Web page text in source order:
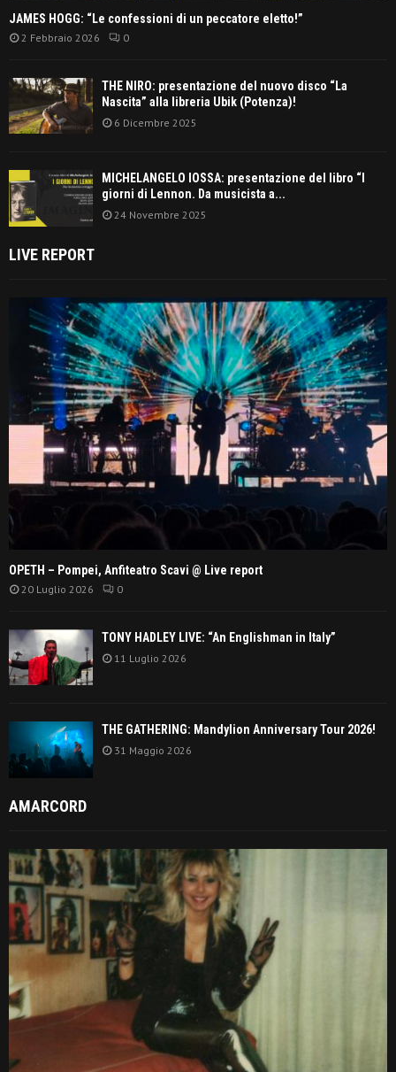
JAMES HOGG: “Le confessioni di un peccatore eletto!”
2 Febbraio 2026 0
THE NIRO: presentazione del nuovo disco “La
Nascita” alla libreria Ubik (Potenza)!
6 Dicembre 2025
MICHELANGELO IOSSA: presentazione del libro “I
giorni di Lennon. Da musicista a...
24 Novembre 2025
LIVE REPORT
OPETH – Pompei, Anfiteatro Scavi @ Live report
20 Luglio 2026 0
TONY HADLEY LIVE: “An Englishman in Italy”
11 Luglio 2026
THE GATHERING: Mandylion Anniversary Tour 2026!
31 Maggio 2026
AMARCORD